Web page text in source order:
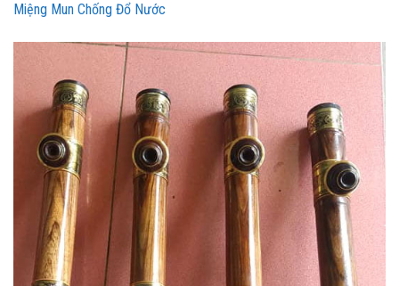
Miệng Mun Chống Đổ Nước